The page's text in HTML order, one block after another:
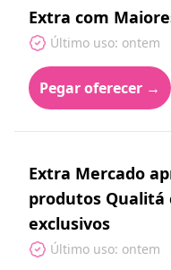
Extra com
Último uso: ontem
Pegar oferecer →
Extra Mercado
produtos Qualitá
exclusivos
Último uso: ontem